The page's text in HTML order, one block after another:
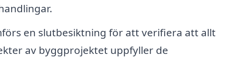
en slutbesiktning för att verifiera att allt
av byggprojektet uppfyller de